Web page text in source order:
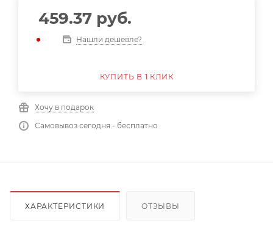
459.37 руб.
Нашли дешевле?
КУПИТЬ В 1 КЛИК
Хочу в подарок
Самовывоз сегодня - бесплатно
ХАРАКТЕРИСТИКИ ОТЗЫВЫ